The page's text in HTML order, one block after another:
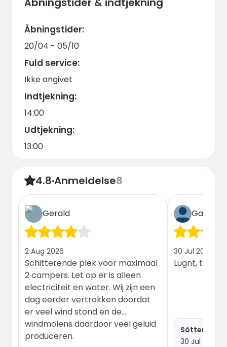
allerede i dag.
Ingen kontant betaling.
Åbningstider:
20/04 - 05/10
Fuld service:
Ikke angivet
Indtjekning:
14:00
Udtjekning:
13:00
4.8·Anmeldelse8
Gerald
2 Aug 2026
Schitterende plek voor maximaal
2 campers. Let op er is alleen
electriciteit en water. Wij zijn een
dag eerder vertrokken doordat
er veel wind stond en de
windmolens daardoor veel geluid
produceren.
Gæst
30 Jul 2026
Lugnt, tyst.
30 Jul 2026